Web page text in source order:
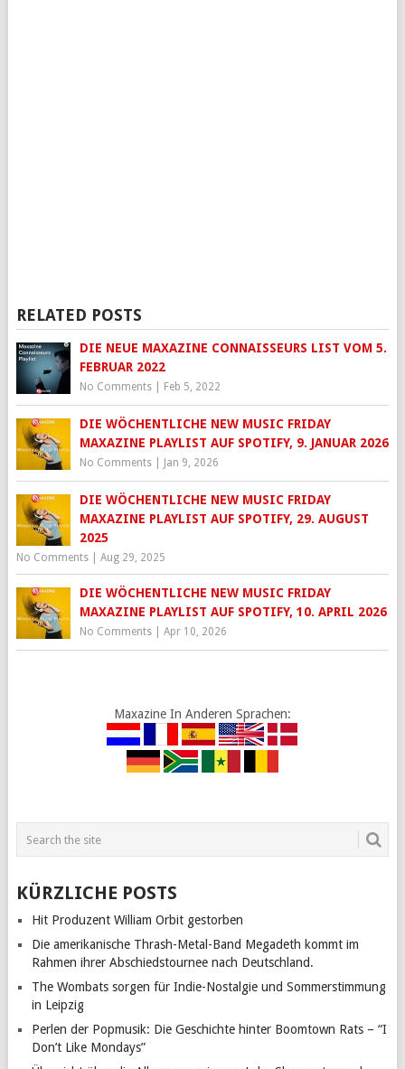
RELATED POSTS
DIE NEUE MAXAZINE CONNAISSEURS LIST VOM 5.
FEBRUAR 2022
No Comments| Feb 5, 2022
DIE WÖCHENTLICHE NEW MUSIC FRIDAY
MAXAZINE PLAYLIST AUF SPOTIFY, 9. JANUAR 2026
No Comments| Jan 9, 2026
DIE WÖCHENTLICHE NEW MUSIC FRIDAY
MAXAZINE PLAYLIST AUF SPOTIFY, 29. AUGUST
2025
No Comments| Aug 29, 2025
DIE WÖCHENTLICHE NEW MUSIC FRIDAY
MAXAZINE PLAYLIST AUF SPOTIFY, 10. APRIL 2026
No Comments| Apr 10, 2026
Maxazine In Anderen Sprachen:
KÜRZLICHE POSTS
Hit Produzent William Orbit gestorben
Die amerikanische Thrash-Metal-Band Megadeth kommt im
Rahmen ihrer Abschiedstournee nach Deutschland.
The Wombats sorgen für Indie-Nostalgie und Sommerstimmung
in Leipzig
Perlen der Popmusik: Die Geschichte hinter Boomtown Rats – “I
Don’t Like Mondays”